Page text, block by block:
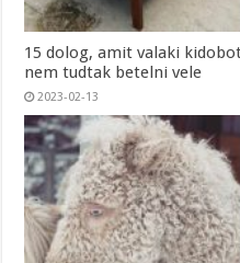
15 dolog, amit valaki
nem tudtak betelni vele
2023-02-13